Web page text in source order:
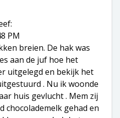
PM
breien. De hak was
aan de juf hoe het
uitgelegd en bekijk het
. Nu ik woonde
huis gevlucht . Mem zij
chocolademelk gehad en